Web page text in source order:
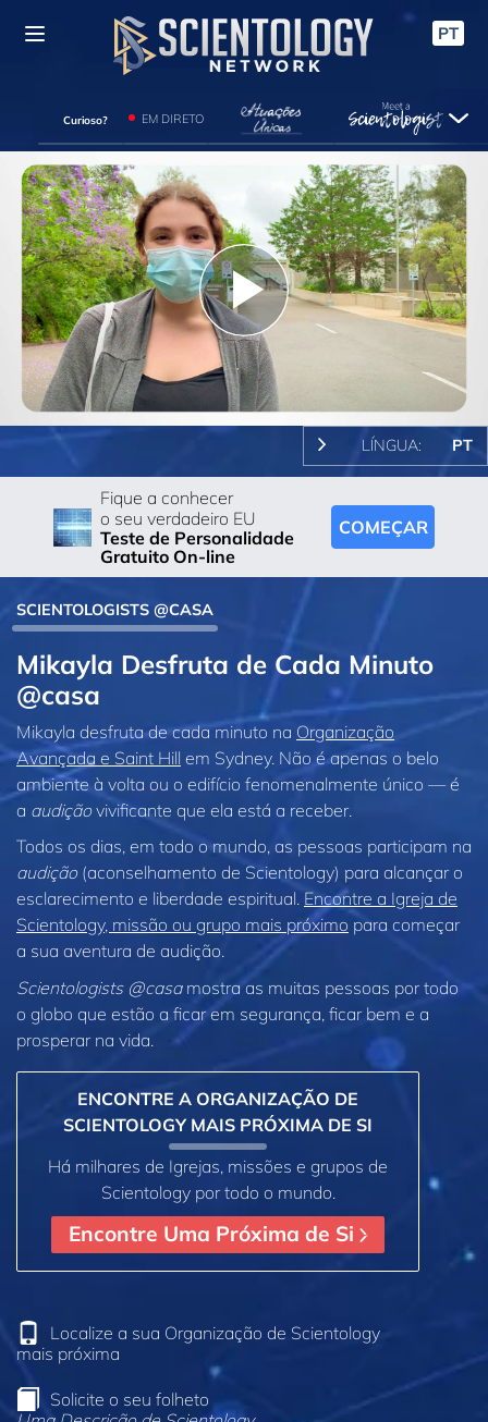
PT
Curioso? EM DIRETO
Play
Video
LÍNGUA: PT
Fique a conhecer
o seu verdadeiro EU
Teste de Personalidade
Gratuito On-line
COMEÇAR
SCIENTOLOGISTS @CASA
Mikayla Desfruta de Cada Minuto
@casa
Mikayla desfruta de cada minuto na Organização
Avançada e Saint Hill em Sydney. Não é apenas o belo
ambiente à volta ou o edifício fenomenalmente único — é
a audiçãovivificante que ela está a receber.
Todos os dias, em todo o mundo, as pessoas participam na
audição(aconselhamento de Scientology) para alcançar o
esclarecimento e liberdade espiritual. Encontre a Igreja de
Scientology, missão ou grupo mais próximo para começar
a sua aventura de audição.
Scientologists @casamostra as muitas pessoas por todo
o globo que estão a ficar em segurança, ficar bem e a
prosperar na vida.
ENCONTRE A ORGANIZAÇÃO DE
SCIENTOLOGY MAIS PRÓXIMA DE SI
Há milhares de Igrejas, missões e grupos de
Scientology por todo o mundo.
Encontre Uma Próxima de Si
Localize a sua Organização de Scientology
mais próxima
Solicite o seu folheto